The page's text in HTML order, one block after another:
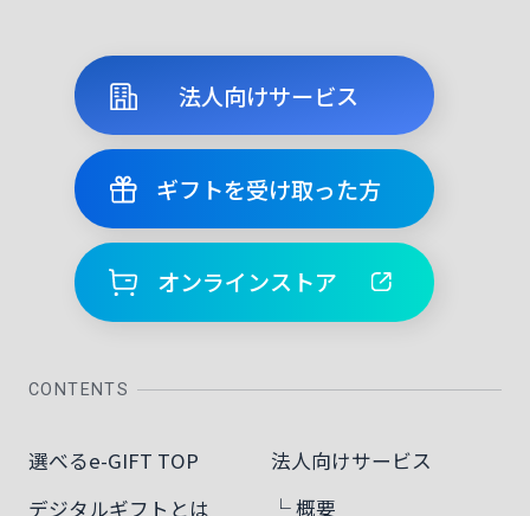
法人向けサービス
ギフトを受け取った方
オンラインストア
CONTENTS
選べるe-GIFT TOP
デジタルギフトとは
法人向けサービス
└ 概要